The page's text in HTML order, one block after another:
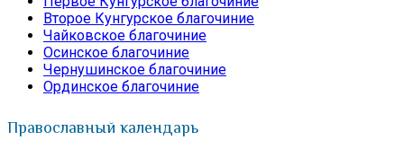
Второе Кунгурское благочиние
Чайковское благочиние
Осинское благочиние
Чернушинское благочиние
Ординское благочиние
Православный календарь